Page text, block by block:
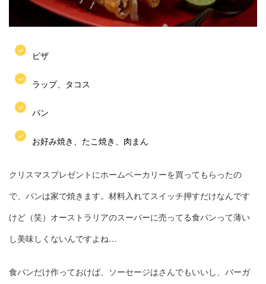
ピザ
ラップ、タコス
パン
お好み焼き、たこ焼き、肉まん
クリスマスプレゼントにホームベーカリーを買ってもらったの
で、パンは家で焼きます。材料入れてスイッチ押すだけなんです
けど（笑）オーストラリアのスーパーに売ってる食パンって薄い
し美味しくないんですよね…
食パンだけ作っておけば、ソーセージはさんでもいいし、バーガ